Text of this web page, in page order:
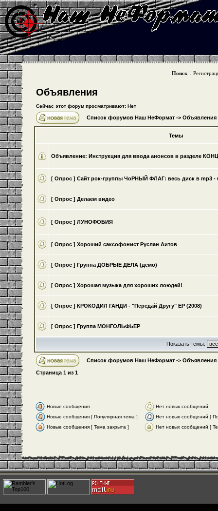
Поиск :
Объявления
Сейчас этот форум просматривают: Нет
Список форумов Наш НеФормат -> Объявления
Темы
Объявление: Инструкция для ввода анонсов в разделе
[ Опрос ] Cайт рок-группы ЧоРНЫЙ ФЛАГ: весь диск в mp3 -
[ Опрос ] Делаем видео
[ Опрос ] ЛУНОФОБИЯ
[ Опрос ] Хороший саксофонист Руслан Аитов
[ Опрос ] Группа ДОБРЫЕ ДЕЛА (демо)
[ Опрос ] Хорошая музыка для хороших лоюдей!
[ Опрос ] КРОКОДИЛ ГАНДИ - "Передай Другу" ЕР (2008)
[ Опрос ] Группа МОНГОЛЬФЬЕР
Показать темы:
Список форумов Наш НеФормат -> Объявления
Страница 1 из 1
Новые сообщения
Нет новых сообщений
Новые сообщения [ Популярная тема ]
Нет новых сообщений [
Новые сообщения [ Тема закрыта ]
Нет новых сообщений [